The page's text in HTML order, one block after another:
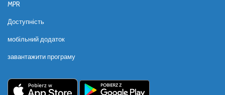
MPR
Доступність
мобільний додаток
завантажити програму